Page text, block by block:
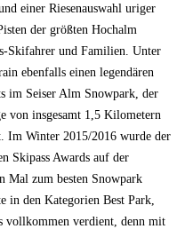
einer Riesenauswahl uriger
der größten Hochalm
Skifahrer und Familien. Unter
ebenfalls einen legendären
im Seiser Alm Snowpark, der
von insgesamt 1,5 Kilometern
Im Winter 2015/2016 wurde der
Skipass Awards auf der
Mal zum besten Snowpark
in den Kategorien Best Park,
vollkommen verdient, denn mit